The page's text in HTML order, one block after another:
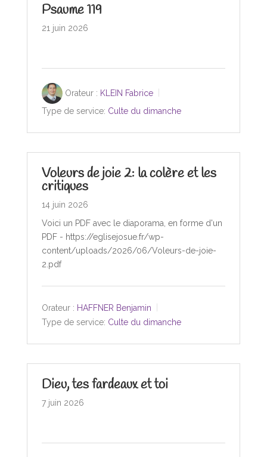
Psaume 119
21 juin 2026
Orateur : KLEIN Fabrice
Type de service: Culte du dimanche
Voleurs de joie 2: la colère et les
critiques
14 juin 2026
Voici un PDF avec le diaporama, en forme d'un
PDF - https://eglisejosue.fr/wp-
content/uploads/2026/06/Voleurs-de-joie-
2.pdf
Orateur : HAFFNER Benjamin
Type de service: Culte du dimanche
Dieu, tes fardeaux et toi
7 juin 2026